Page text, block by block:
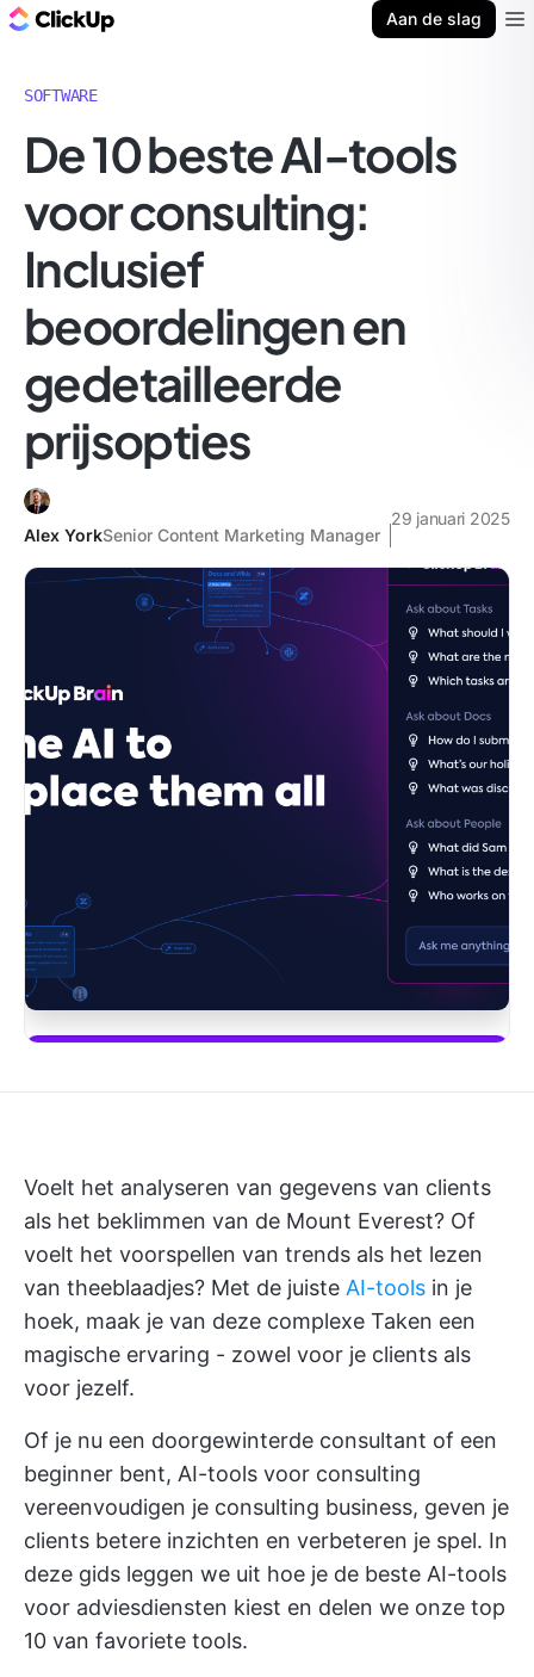
Aan de slag
SOFTWARE
De 10 beste AI-tools
voor consulting:
Inclusief
beoordelingen en
gedetailleerde
prijsopties
Alex YorkSenior Content Marketing Manager
29 januari 2025
Voelt het analyseren van gegevens van clients
als het beklimmen van de Mount Everest? Of
voelt het voorspellen van trends als het lezen
van theeblaadjes? Met de juiste AI-tools in je
hoek, maak je van deze complexe Taken een
magische ervaring - zowel voor je clients als
voor jezelf.
Of je nu een doorgewinterde consultant of een
beginner bent, AI-tools voor consulting
vereenvoudigen je consulting business, geven je
clients betere inzichten en verbeteren je spel. In
deze gids leggen we uit hoe je de beste AI-tools
voor adviesdiensten kiest en delen we onze top
10 van favoriete tools.